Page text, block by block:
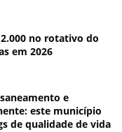
no rotativo do
em 2026
e
este município
de qualidade de vida